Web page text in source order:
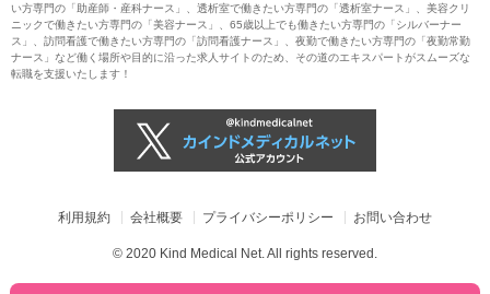
い方専門の「助産師・産科ナース」、透析室で働きたい方専門の「透析室ナース」、美容クリ
ニックで働きたい方専門の「美容ナース」、65歳以上でも働きたい方専門の「シルバーナー
ス」、訪問看護で働きたい方専門の「訪問看護ナース」、夜勤で働きたい方専門の「夜勤常勤
ナース」など働く場所や目的に沿った求人サイトのため、その道のエキスパートがスムーズな
転職を支援いたします！
利用規約 会社概要 プライバシーポリシー お問い合わせ
© 2020 Kind Medical Net. All rights reserved.